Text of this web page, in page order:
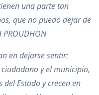
una parte tan
que no puedo dejar de
PROUDHON
en dejarse sentir:
y el municipio,
Estado y crecen en